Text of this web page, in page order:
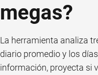
megas?
La herramienta analiza
diario promedio y los
información, proyecta si